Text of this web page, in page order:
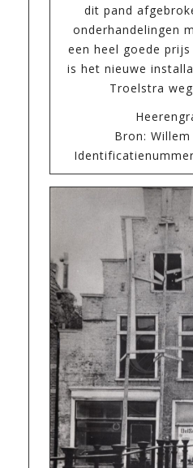
dit pand
onderhandelingen
een heel goede
is het nieuwe
Troelstra
Bron: